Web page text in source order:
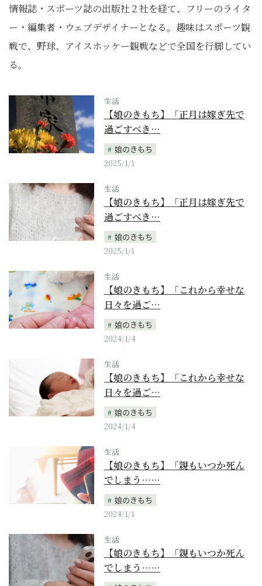
情報誌・スポーツ誌の出版社２社を経て、フリーのライタ
ー・編集者・ウェブデザイナーとなる。趣味はスポーツ観
戦で、野球、アイスホッケー観戦などで全国を行脚してい
る。
生活
【娘のきもち】「正月は嫁ぎ先で
過ごすべき…
娘のきもち
2025/1/1
生活
【娘のきもち】「正月は嫁ぎ先で
過ごすべき…
娘のきもち
2025/1/1
生活
【娘のきもち】「これから幸せな
日々を過ご…
娘のきもち
2024/1/4
生活
【娘のきもち】「これから幸せな
日々を過ご…
娘のきもち
2024/1/4
生活
【娘のきもち】「親もいつか死ん
でしまう……
娘のきもち
2024/1/1
生活
【娘のきもち】「親もいつか死ん
でしまう……